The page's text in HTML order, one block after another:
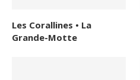
Les Corallines • La
Grande-Motte